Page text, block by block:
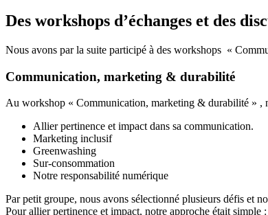
Des workshops d’échanges et des
Nous avons par la suite participé à des workshops «
Communication, marketing & durabilité
Au workshop « Communication, marketing & durabilité » ,
Allier pertinence et impact dans sa communication.
Marketing inclusif
Greenwashing
Sur-consommation
Notre responsabilité numérique
Par petit groupe, nous avons sélectionné plusieurs défis et
Pour allier pertinence et impact, notre approche était